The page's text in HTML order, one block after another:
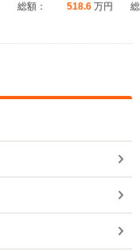
総額：
518.6 万円